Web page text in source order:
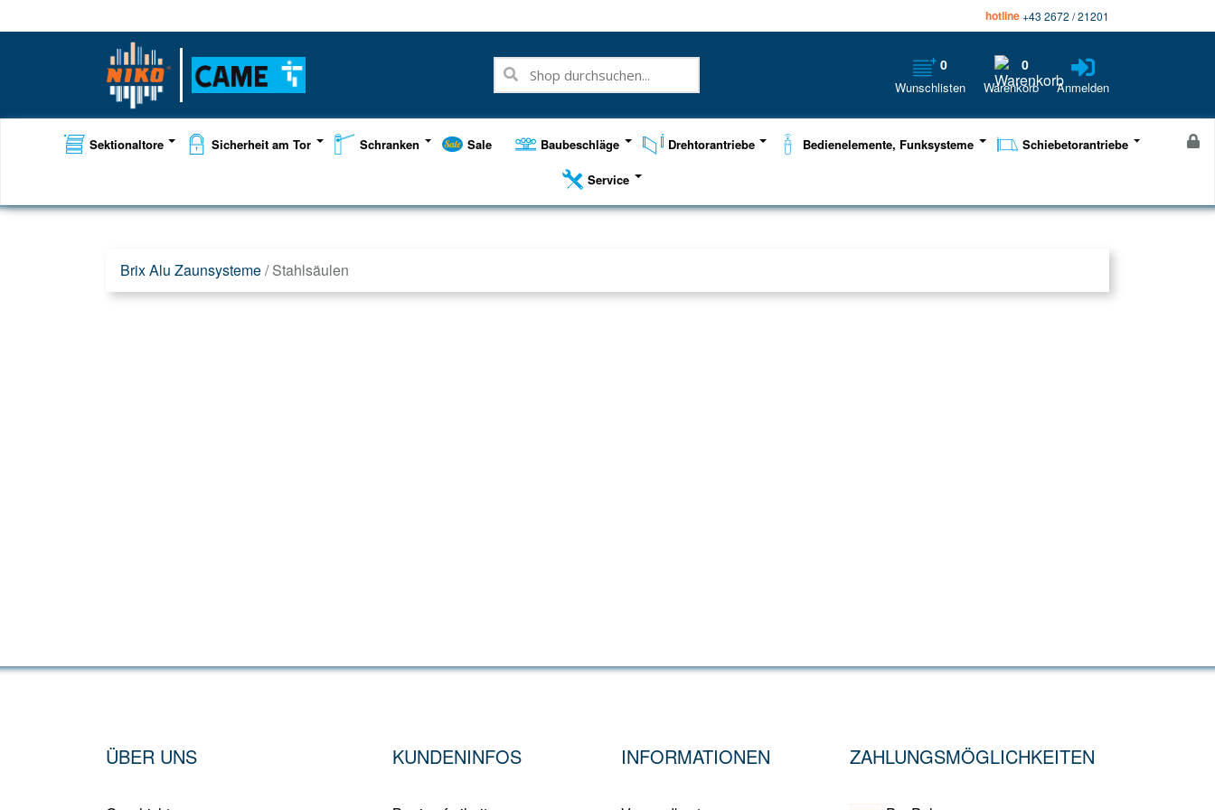
hotline+43 2672 / 21201
0
Wunschlisten
0
Warenkorb Anmelden
Sektionaltore Sicherheit am Tor Schranken Sale Baubeschläge Drehtorantriebe Bedienelemente, Funksysteme Schiebetorantriebe
Service
Brix Alu Zaunsysteme/Stahlsäulen
ÜBER UNS KUNDENINFOS INFORMATIONEN ZAHLUNGSMÖGLICHKEITEN